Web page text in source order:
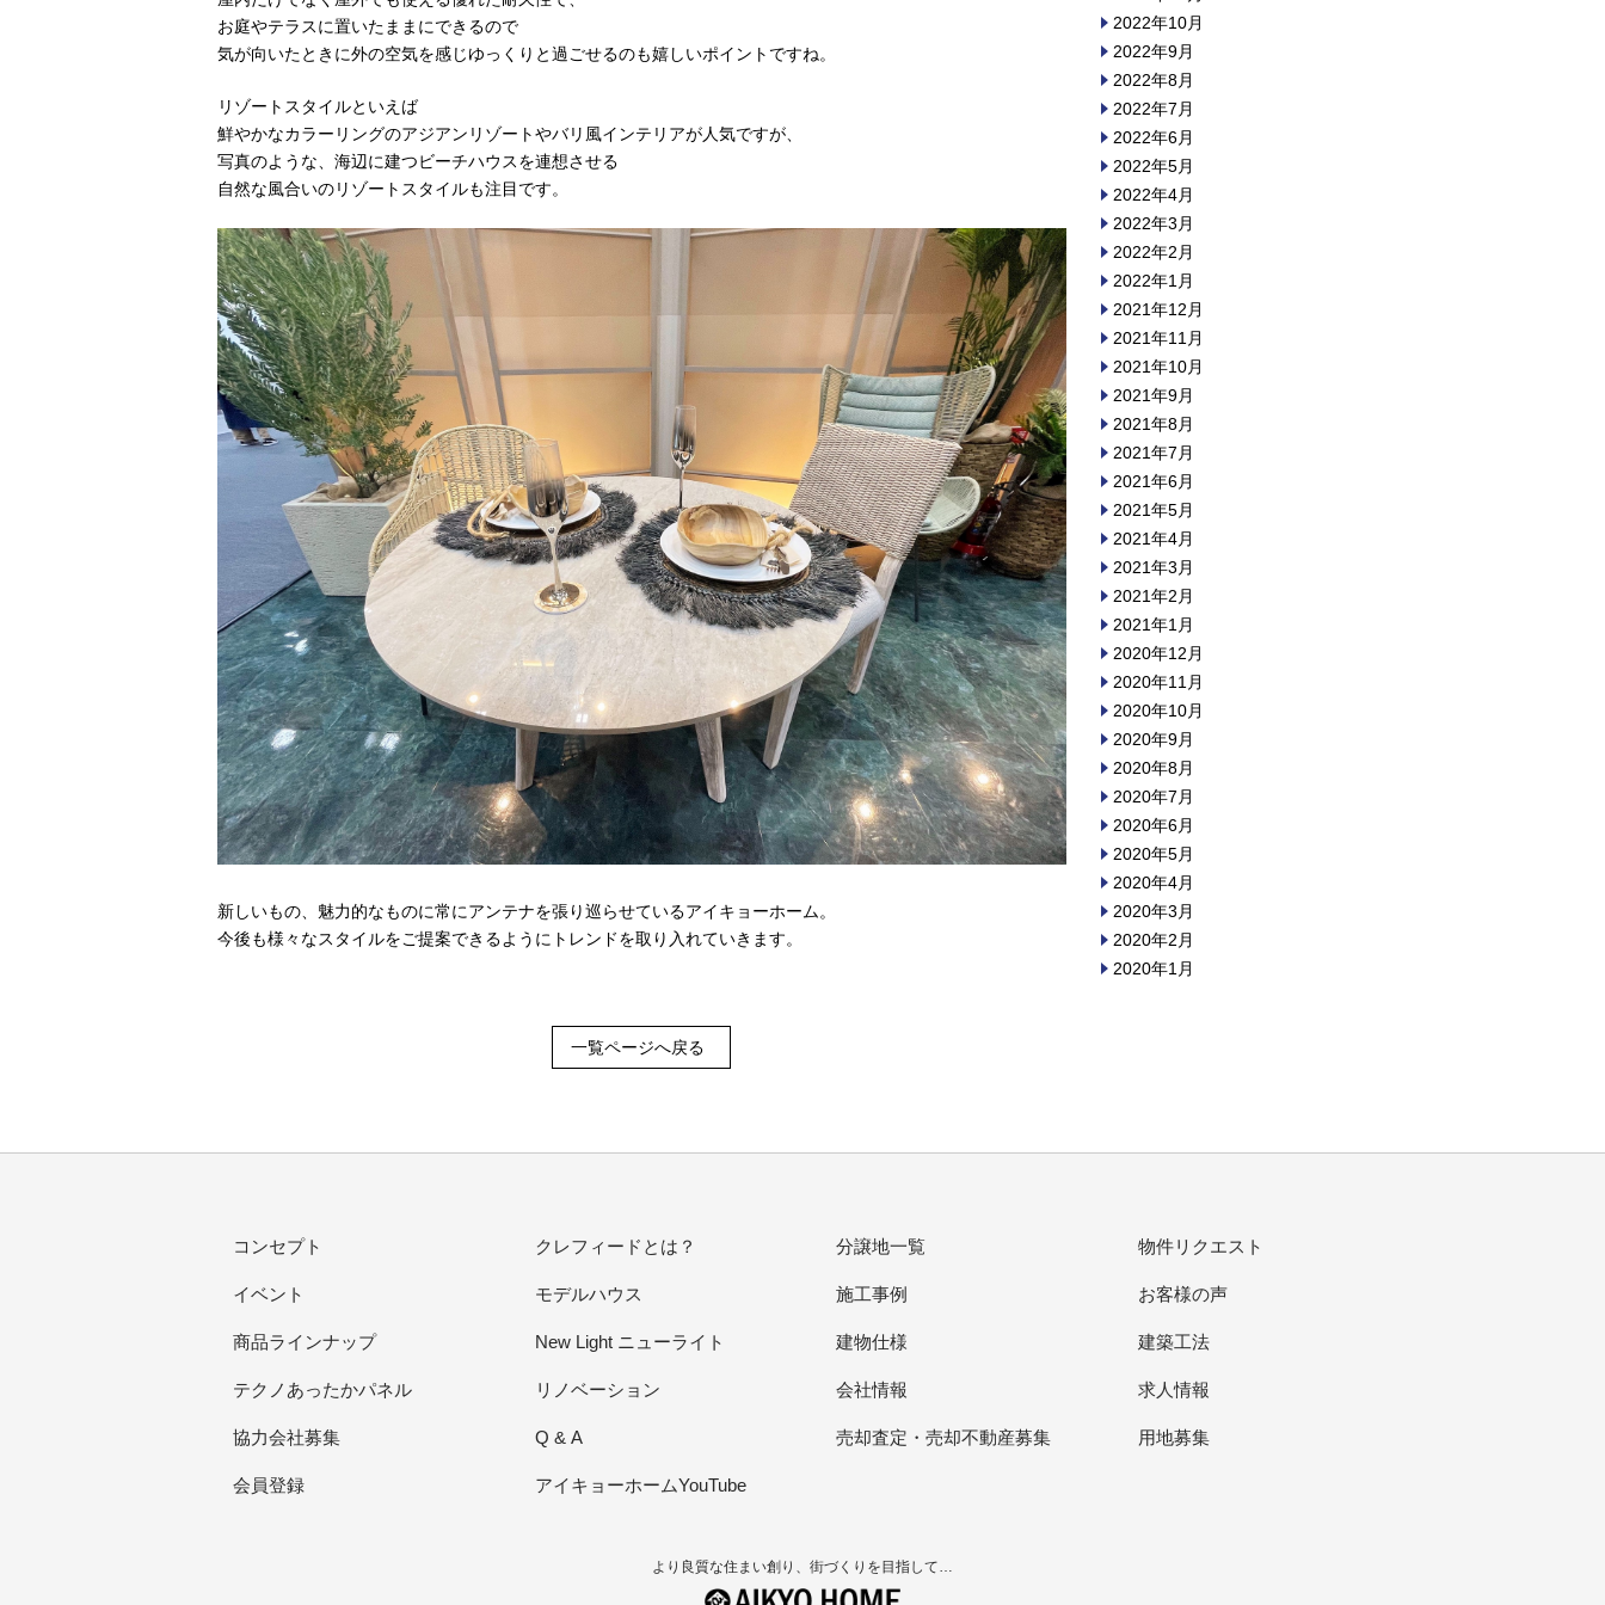
お庭やテラスに置いたままにできるので
気が向いたときに外の空気を感じゆっくりと過ごせるのも嬉しいポイントですね。
リゾートスタイルといえば
鮮やかなカラーリングのアジアンリゾートやバリ風インテリアが人気ですが、
写真のような、海辺に建つビーチハウスを連想させる
自然な風合いのリゾートスタイルも注目です。
新しいもの、魅力的なものに常にアンテナを張り巡らせているアイキョーホーム。
今後も様々なスタイルをご提案できるようにトレンドを取り入れていきます。
一覧ページへ戻る
2022年10月
2022年9月
2022年8月
2022年7月
2022年6月
2022年5月
2022年4月
2022年3月
2022年2月
2022年1月
2021年12月
2021年11月
2021年10月
2021年9月
2021年8月
2021年7月
2021年6月
2021年5月
2021年4月
2021年3月
2021年2月
2021年1月
2020年12月
2020年11月
2020年10月
2020年9月
2020年8月
2020年7月
2020年6月
2020年5月
2020年4月
2020年3月
2020年2月
2020年1月
コンセプト クレフィードとは？ 分譲地一覧 物件リクエスト
イベント モデルハウス 施工事例 お客様の声
商品ラインナップ New Light ニューライト 建物仕様 建築工法
テクノあったかパネル リノベーション 会社情報 求人情報
協力会社募集 Q & A 売却査定・売却不動産募集 用地募集
会員登録 アイキョーホームYouTube
より良質な住まい創り、街づくりを目指して…